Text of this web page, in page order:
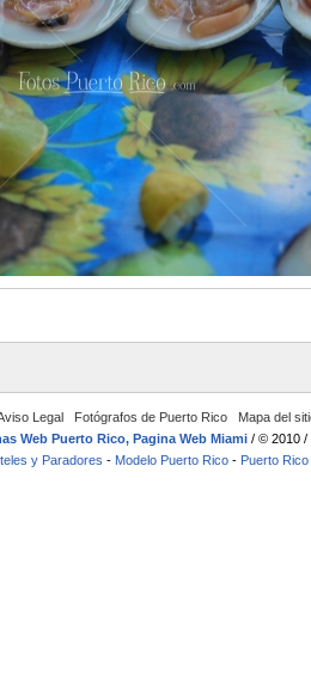
Legal Fotógrafos de Puerto Rico
Mapa del
Web Puerto Rico, Pagina Web Miami / © 2010 /
y Paradores - Modelo Puerto Rico - Puerto